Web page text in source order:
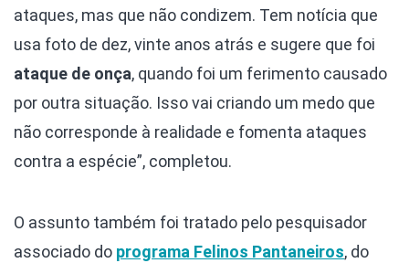
ataques, mas que não condizem. Tem notícia que
usa foto de dez, vinte anos atrás e sugere que foi
ataque de onça, quando foi um ferimento causado
por outra situação. Isso vai criando um medo que
não corresponde à realidade e fomenta ataques
contra a espécie”, completou.
O assunto também foi tratado pelo pesquisador
associado do programa Felinos Pantaneiros, do